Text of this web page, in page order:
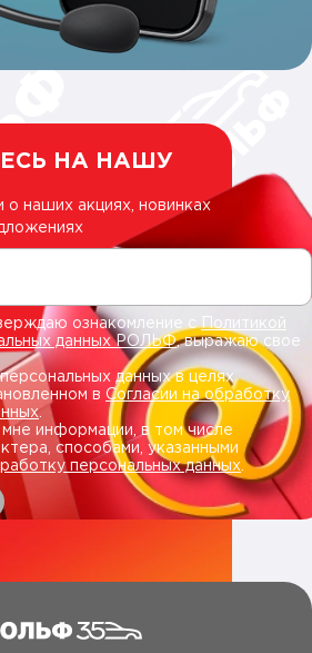
НА НАШУ
о наших акциях, новинках
ознакомление сПолитикой
данных РОЛЬФ, выражаю свое
данных в целях
в Согласии на обработку
.
информации, в том числе
способами, указанными
персональных данных